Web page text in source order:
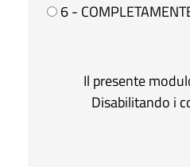
6 -
Il presente
Disabilitando i